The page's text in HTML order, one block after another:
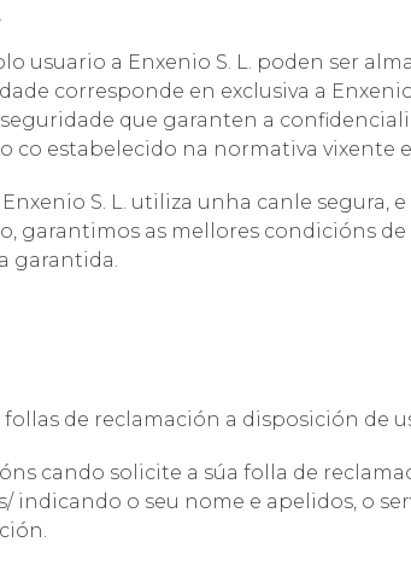
usuario a Enxenio S. L. poden ser
corresponde en exclusiva a
que garanten a
co estabelecido na normativa vixente
S. L. utiliza unha canle segura,
garantimos as mellores condicións de
garantida.
de reclamación a disposición de
cando solicite a súa folla de
indicando o seu nome e apelidos, o